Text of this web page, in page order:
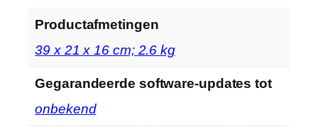
Productafmetingen
‎39 x 21 x 16 cm; 2.6 kg
Gegarandeerde software-updates tot
‎onbekend